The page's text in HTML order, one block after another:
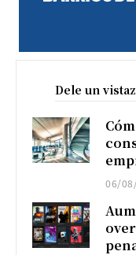
Dele un
06/